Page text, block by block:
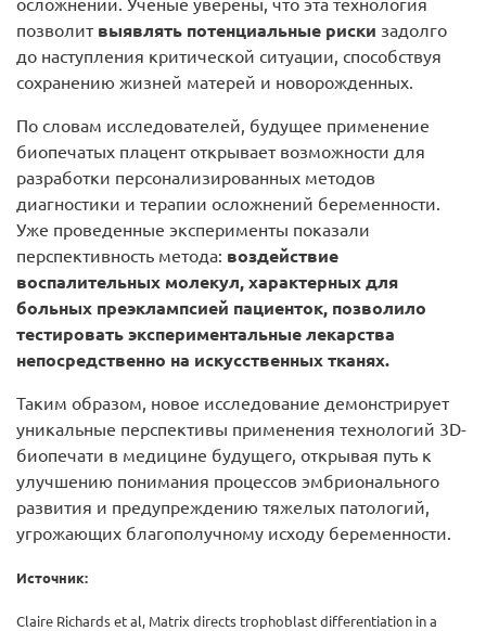
осложнений. Ученые уверены, что эта технология
позволит выявлять потенциальные риски задолго
до наступления критической ситуации, способствуя
сохранению жизней матерей и новорожденных.
По словам исследователей, будущее применение
биопечатых плацент открывает возможности для
разработки персонализированных методов
диагностики и терапии осложнений беременности.
Уже проведенные эксперименты показали
перспективность метода: воздействие
воспалительных молекул, характерных для
больных преэклампсией пациенток, позволило
тестировать экспериментальные лекарства
непосредственно на искусственных тканях.
Таким образом, новое исследование демонстрирует
уникальные перспективы применения технологий 3D-
биопечати в медицине будущего, открывая путь к
улучшению понимания процессов эмбрионального
развития и предупреждению тяжелых патологий,
угрожающих благополучному исходу беременности.
Источник:
Claire Richards et al, Matrix directs trophoblast differentiation in a